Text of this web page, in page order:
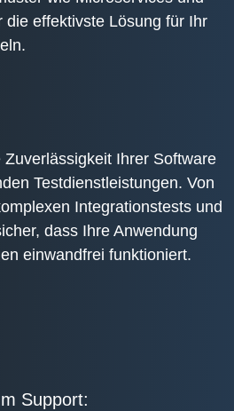
die effektivste Lösung für Ihr
Ihrer Software
Testdienstleistungen. Von
Integrationstests und
dass Ihre Anwendung
einwandfrei funktioniert.
Support: